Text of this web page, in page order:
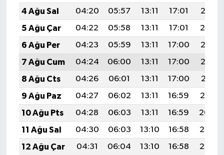
4 Ağu Sal
04:20 05:57 13:11 17:01
20:15
5 Ağu Çar
04:22 05:58 13:11 17:01
20:14
6 Ağu Per
04:23 05:59 13:11 17:00
20:13
7 Ağu Cum
04:24 06:00 13:11 17:00
20:12
8 Ağu Cts
04:26 06:01 13:11 17:00
20:11
9 Ağu Paz
04:27 06:02 13:11 16:59
20:10
10 Ağu Pts
04:28 06:03 13:11 16:59
20:09
11 Ağu Sal
04:30 06:03 13:10 16:58
20:08
12 Ağu Çar
04:31 06:04 13:10 16:58
20:06